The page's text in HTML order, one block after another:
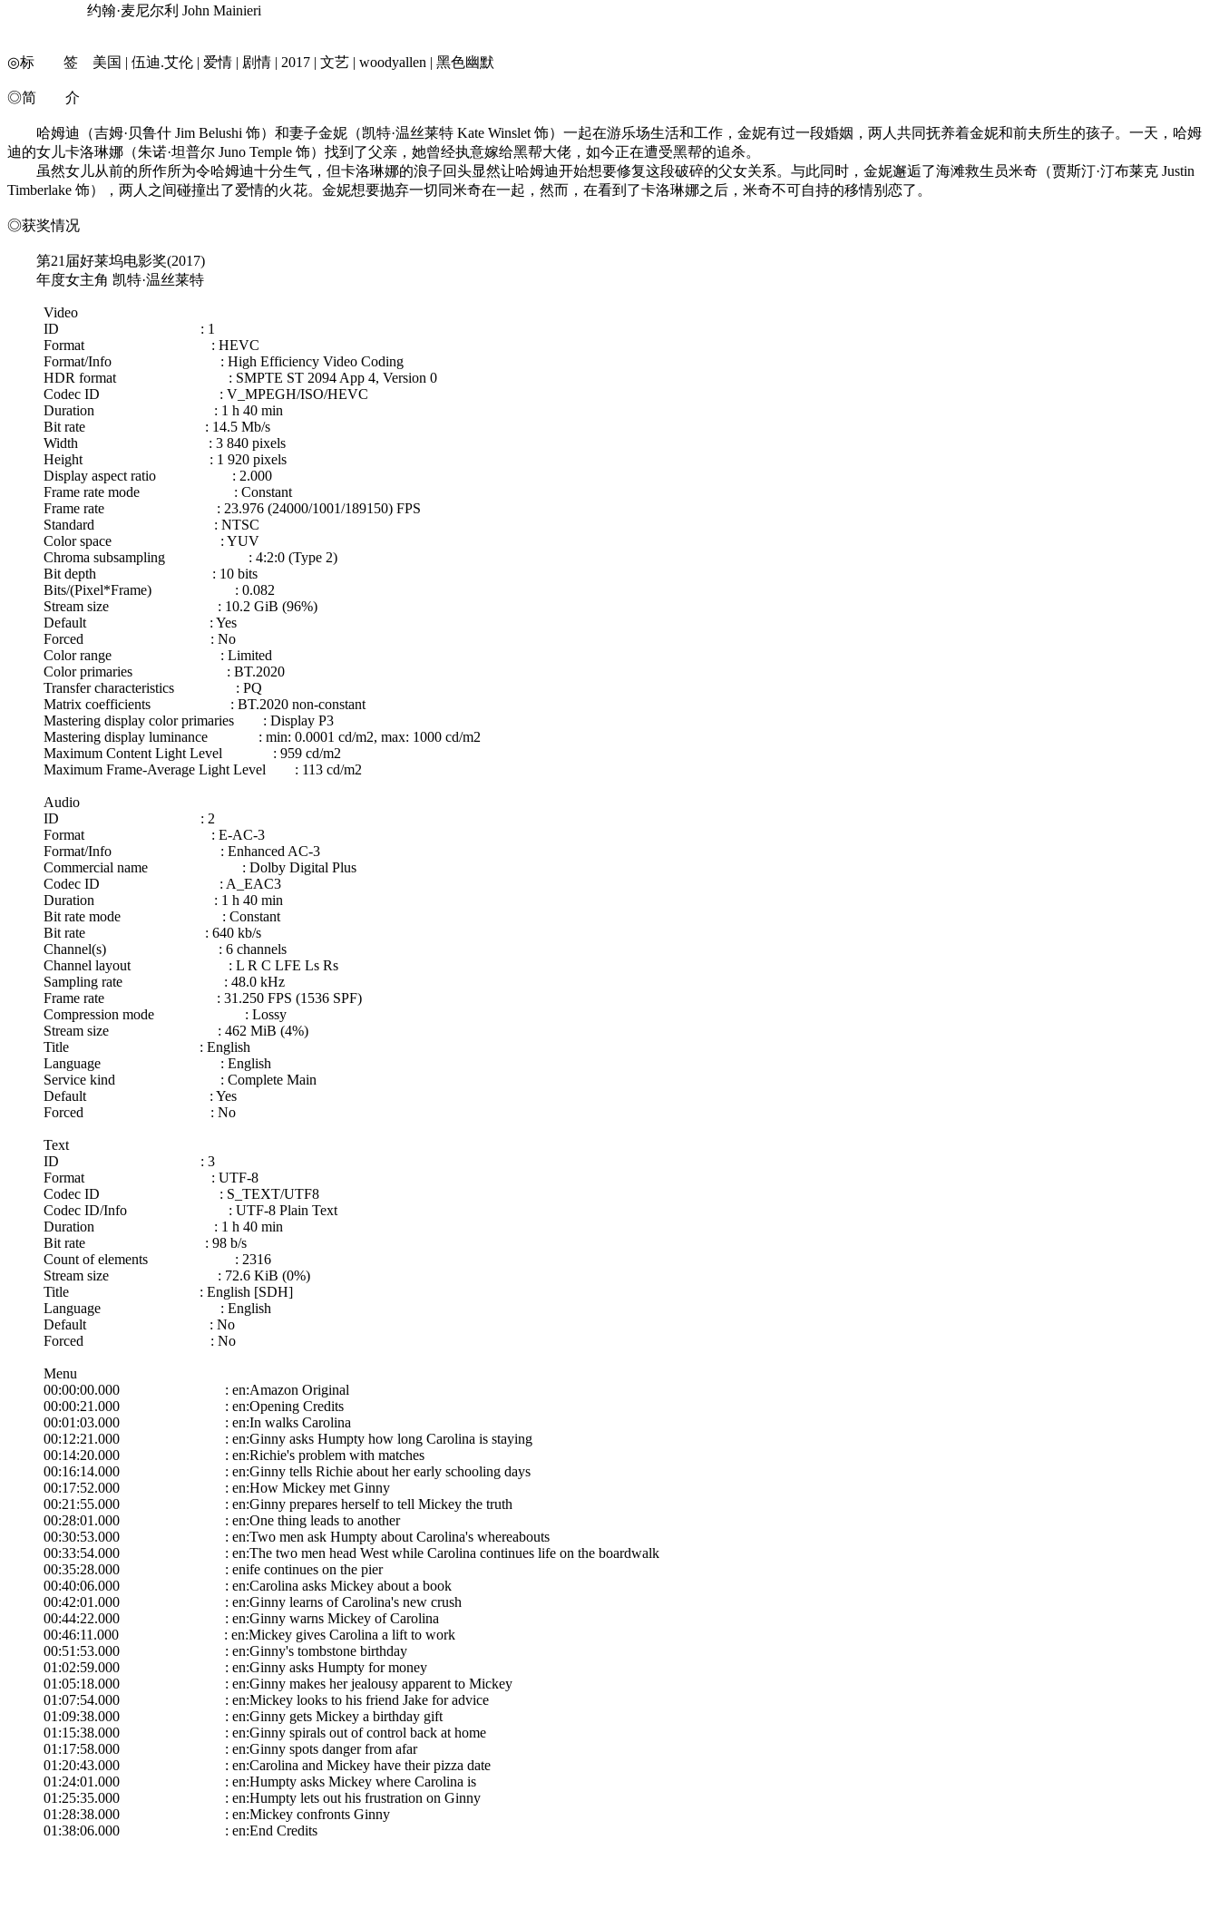
约翰·麦尼尔利 John Mainieri
◎标 签 美国 | 伍迪.艾伦 | 爱情 | 剧情 | 2017 | 文艺 | woodyallen | 黑色幽默
◎简 介
哈姆迪（吉姆·贝鲁什 Jim Belushi 饰）和妻子金妮（凯特·温丝莱特 Kate Winslet 饰）一起在游乐场生活和工作，金妮有过一段婚姻，两人共同抚养着金妮和前夫所生的孩子。一天，哈姆
迪的女儿卡洛琳娜（朱诺·坦普尔 Juno Temple 饰）找到了父亲，她曾经执意嫁给黑帮大佬，如今正在遭受黑帮的追杀。
虽然女儿从前的所作所为令哈姆迪十分生气，但卡洛琳娜的浪子回头显然让哈姆迪开始想要修复这段破碎的父女关系。与此同时，金妮邂逅了海滩救生员米奇（贾斯汀·汀布莱克 Justin
Timberlake 饰），两人之间碰撞出了爱情的火花。金妮想要抛弃一切同米奇在一起，然而，在看到了卡洛琳娜之后，米奇不可自持的移情别恋了。
◎获奖情况
第21届好莱坞电影奖(2017)
年度女主角 凯特·温丝莱特
Video
ID : 1
Format : HEVC
Format/Info : High Efficiency Video Coding
HDR format : SMPTE ST 2094 App 4, Version 0
Codec ID : V_MPEGH/ISO/HEVC
Duration : 1 h 40 min
Bit rate : 14.5 Mb/s
Width : 3 840 pixels
Height : 1 920 pixels
Display aspect ratio : 2.000
Frame rate mode : Constant
Frame rate : 23.976 (24000/1001/189150) FPS
Standard : NTSC
Color space : YUV
Chroma subsampling : 4:2:0 (Type 2)
Bit depth : 10 bits
Bits/(Pixel*Frame) : 0.082
Stream size : 10.2 GiB (96%)
Default : Yes
Forced : No
Color range : Limited
Color primaries : BT.2020
Transfer characteristics : PQ
Matrix coefficients : BT.2020 non-constant
Mastering display color primaries : Display P3
Mastering display luminance : min: 0.0001 cd/m2, max: 1000 cd/m2
Maximum Content Light Level : 959 cd/m2
Maximum Frame-Average Light Level : 113 cd/m2
Audio
ID : 2
Format : E-AC-3
Format/Info : Enhanced AC-3
Commercial name : Dolby Digital Plus
Codec ID : A_EAC3
Duration : 1 h 40 min
Bit rate mode : Constant
Bit rate : 640 kb/s
Channel(s) : 6 channels
Channel layout : L R C LFE Ls Rs
Sampling rate : 48.0 kHz
Frame rate : 31.250 FPS (1536 SPF)
Compression mode : Lossy
Stream size : 462 MiB (4%)
Title : English
Language : English
Service kind : Complete Main
Default : Yes
Forced : No
Text
ID : 3
Format : UTF-8
Codec ID : S_TEXT/UTF8
Codec ID/Info : UTF-8 Plain Text
Duration : 1 h 40 min
Bit rate : 98 b/s
Count of elements : 2316
Stream size : 72.6 KiB (0%)
Title : English [SDH]
Language : English
Default : No
Forced : No
Menu
00:00:00.000 : en:Amazon Original
00:00:21.000 : en:Opening Credits
00:01:03.000 : en:In walks Carolina
00:12:21.000 : en:Ginny asks Humpty how long Carolina is staying
00:14:20.000 : en:Richie's problem with matches
00:16:14.000 : en:Ginny tells Richie about her early schooling days
00:17:52.000 : en:How Mickey met Ginny
00:21:55.000 : en:Ginny prepares herself to tell Mickey the truth
00:28:01.000 : en:One thing leads to another
00:30:53.000 : en:Two men ask Humpty about Carolina's whereabouts
00:33:54.000 : en:The two men head West while Carolina continues life on the boardwalk
00:35:28.000 : enife continues on the pier
00:40:06.000 : en:Carolina asks Mickey about a book
00:42:01.000 : en:Ginny learns of Carolina's new crush
00:44:22.000 : en:Ginny warns Mickey of Carolina
00:46:11.000 : en:Mickey gives Carolina a lift to work
00:51:53.000 : en:Ginny's tombstone birthday
01:02:59.000 : en:Ginny asks Humpty for money
01:05:18.000 : en:Ginny makes her jealousy apparent to Mickey
01:07:54.000 : en:Mickey looks to his friend Jake for advice
01:09:38.000 : en:Ginny gets Mickey a birthday gift
01:15:38.000 : en:Ginny spirals out of control back at home
01:17:58.000 : en:Ginny spots danger from afar
01:20:43.000 : en:Carolina and Mickey have their pizza date
01:24:01.000 : en:Humpty asks Mickey where Carolina is
01:25:35.000 : en:Humpty lets out his frustration on Ginny
01:28:38.000 : en:Mickey confronts Ginny
01:38:06.000 : en:End Credits